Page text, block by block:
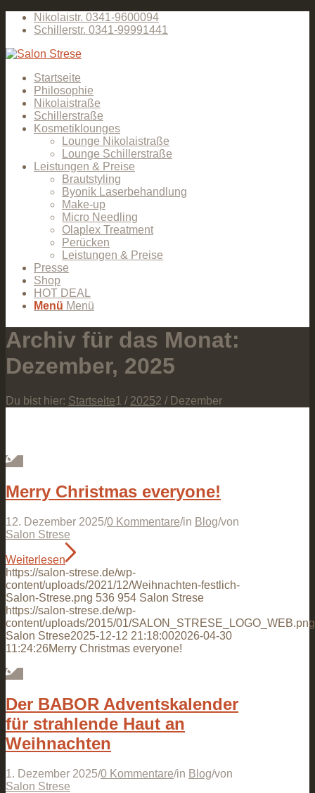
Nikolaistr. 0341-9600094
Schillerstr. 0341-99991441
Startseite
Philosophie
Nikolaistraße
Schillerstraße
Kosmetiklounges
Lounge Nikolaistraße
Lounge Schillerstraße
Leistungen & Preise
Brautstyling
Byonik Laserbehandlung
Make-up
Micro Needling
Olaplex Treatment
Perücken
Leistungen & Preise
Presse
Shop
HOT DEAL
Menü Menü
Archiv für das Monat:
Dezember, 2025
Du bist hier: Startseite1 / 20252 / Dezember
Merry Christmas everyone!
12. Dezember 2025/0 Kommentare/in Blog/von
Salon Strese
Weiterlesen
https://salon-strese.de/wp-
content/uploads/2021/12/Weihnachten-festlich-
Salon-Strese.png 536 954 Salon Strese
https://salon-strese.de/wp-
content/uploads/2015/01/SALON_STRESE_LOGO_WEB.png
Salon Strese2025-12-12 21:18:002026-04-30
11:24:26Merry Christmas everyone!
Der BABOR Adventskalender
für strahlende Haut an
Weihnachten
1. Dezember 2025/0 Kommentare/in Blog/von
Salon Strese